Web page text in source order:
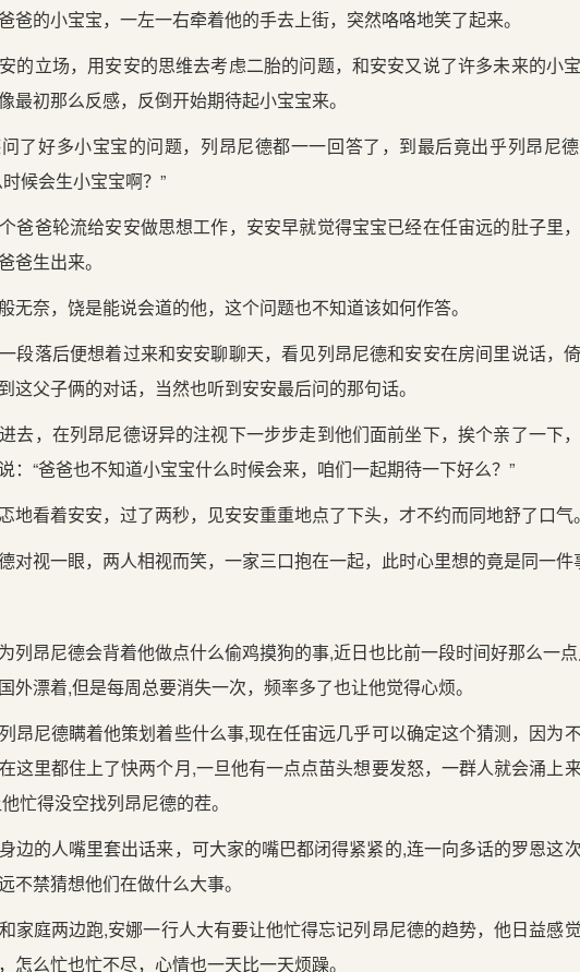
爸的小宝宝，一左一右牵着他的手去上街，突然咯咯地笑了起来。
的立场，用安安的思维去考虑二胎的问题，和安安又说了许多未来的小
最初那么反感，反倒开始期待起小宝宝来。
了好多小宝宝的问题，列昂尼德都一一回答了，到最后竟出乎列昂尼
候会生小宝宝啊？”
爸爸轮流给安安做思想工作，安安早就觉得宝宝已经在任宙远的肚子里
爸生出来。
无奈，饶是能说会道的他，这个问题也不知道该如何作答。
段落后便想着过来和安安聊聊天，看见列昂尼德和安安在房间里说话，
这父子俩的对话，当然也听到安安最后问的那句话。
去，在列昂尼德讶异的注视下一步步走到他们面前坐下，挨个亲了一下
：“爸爸也不知道小宝宝什么时候会来，咱们一起期待一下好么？”
地看着安安，过了两秒，见安安重重地点了下头，才不约而同地舒了口气。
对视一眼，两人相视而笑，一家三口抱在一起，此时心里想的竟是同一件
列昂尼德会背着他做点什么偷鸡摸狗的事,近日也比前一段时间好那么一
外漂着,但是每周总要消失一次，频率多了也让他觉得心烦。
昂尼德瞒着他策划着些什么事,现在任宙远几乎可以确定这个猜测，因为不
这里都住上了快两个月,一旦他有一点点苗头想要发怒，一群人就会涌上
忙得没空找列昂尼德的茬。
边的人嘴里套出话来，可大家的嘴巴都闭得紧紧的,连一向多话的罗恩这
不禁猜想他们在做什么大事。
家庭两边跑,安娜一行人大有要让他忙得忘记列昂尼德的趋势，他日益感
怎么忙也忙不尽，心情也一天比一天烦躁。